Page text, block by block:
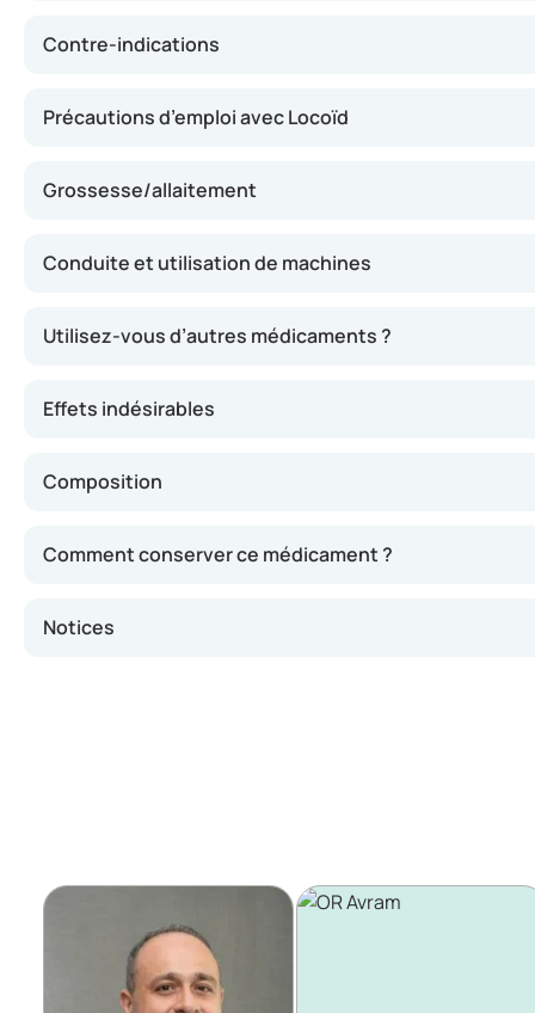
Contre-indications
Précautions d’emploi avec Locoïd
Grossesse/allaitement
Conduite et utilisation de machines
Utilisez-vous d’autres médicaments ?
Effets indésirables
Composition
Comment conserver ce médicament ?
Notices